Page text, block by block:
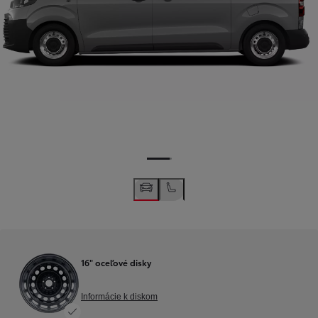
16" oceľové disky
Informácie k diskom